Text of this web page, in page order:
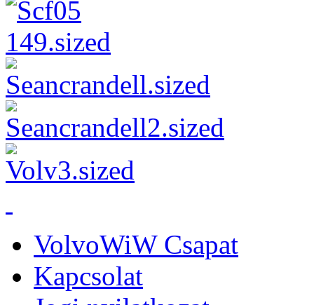
VolvoWiW Csapat
Kapcsolat